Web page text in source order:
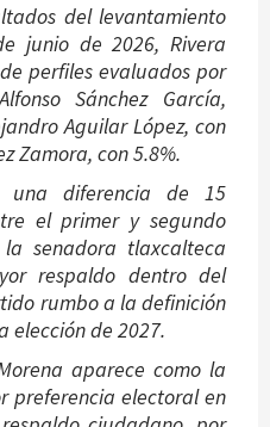
del levantamiento
junio de 2026, Rivera
perfiles evaluados por
Sánchez García,
Aguilar López, con
Zamora, con 5.8%.
una diferencia de 15
el primer y segundo
senadora tlaxcalteca
respaldo dentro del
rumbo a la definición
de 2027.
aparece como la
preferencia electoral en